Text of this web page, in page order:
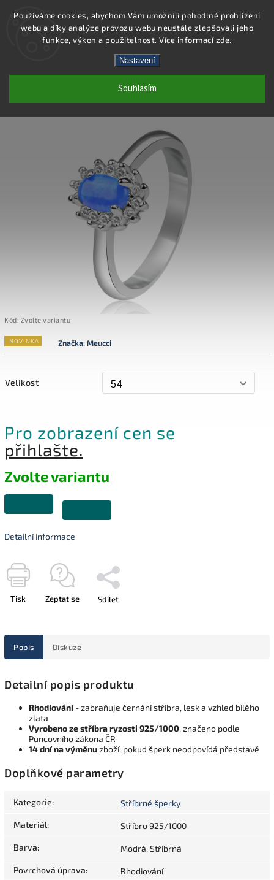
Používáme cookies, abychom Vám umožnili pohodlné prohlížení
webu a díky analýze provozu webu neustále zlepšovali jeho
funkce, výkon a použitelnost. Více informacízde.
Nastavení
Souhlasím
Hledat
SS347R - PRSTEN AG 925/1000
Kód: Zvolte variantu
NOVINKA Značka:Meucci
Velikost
Pro zobrazení cen se
přihlašte.
Zvolte variantu
Detailní informace
Tisk Zeptat se Sdílet
Popis Diskuze
Detailní popis produktu
Rhodiování- zabraňuje černání stříbra, lesk a vzhled bílého
zlata
Vyrobeno ze stříbra ryzosti 925/1000, značeno podle
Puncovního zákona ČR
14 dní na výměnuzboží, pokud šperk neodpovídá představě
Doplňkové parametry
Kategorie: Stříbrné šperky
Materiál: Stříbro 925/1000
Barva: Modrá, Stříbrná
Povrchová úprava: Rhodiování